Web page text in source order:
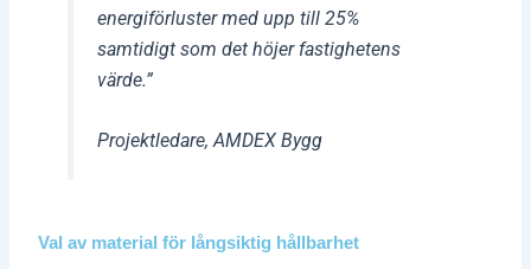
energiförluster med upp till 25%
samtidigt som det höjer fastighetens
värde.”
Projektledare, AMDEX Bygg
Val av material för långsiktig hållbarhet